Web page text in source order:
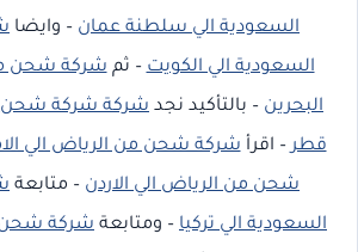
السعودية الي سلطنة عمان – وايضا
السعودية الي الكويت– ثمشركة شحن
البحرين – بالتأكيد نجد شركة شركة شحن
قطر – اقرأشركة شحن من الرياض الي
شحن من الرياض الي الاردن – متابعة
السعودية الي تركيا – ومتابعة شركة شحن